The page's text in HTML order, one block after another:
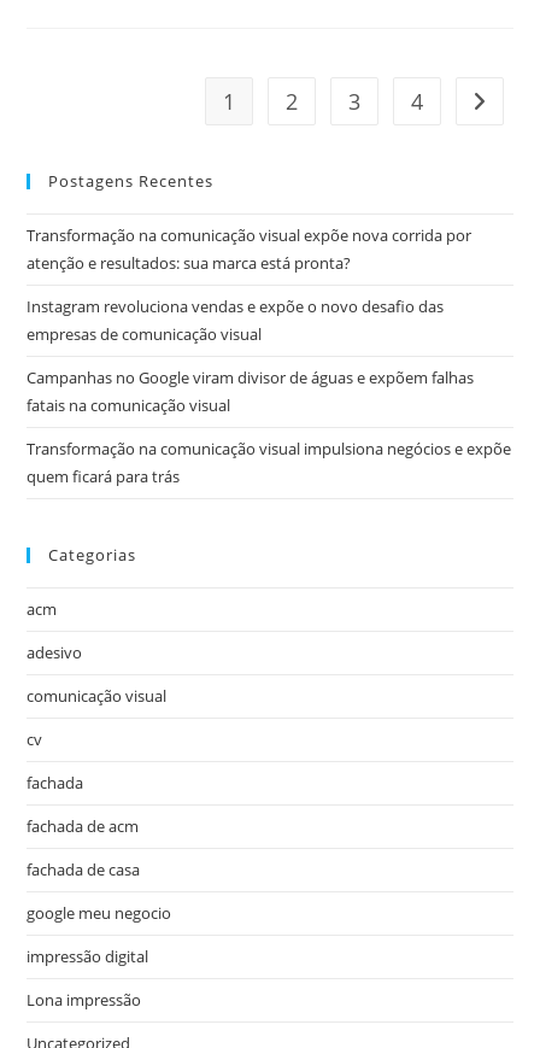
1 2 3 4
Postagens Recentes
Transformação na comunicação visual expõe nova corrida por
atenção e resultados: sua marca está pronta?
Instagram revoluciona vendas e expõe o novo desafio das
empresas de comunicação visual
Campanhas no Google viram divisor de águas e expõem falhas
fatais na comunicação visual
Transformação na comunicação visual impulsiona negócios e expõe
quem ficará para trás
Categorias
acm
adesivo
comunicação visual
cv
fachada
fachada de acm
fachada de casa
google meu negocio
impressão digital
Lona impressão
Uncategorized